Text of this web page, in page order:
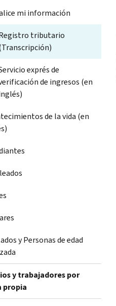
mi información
tributario
exprés de
de ingresos (en
de la vida (en
y Personas de edad
y trabajadores por
propia